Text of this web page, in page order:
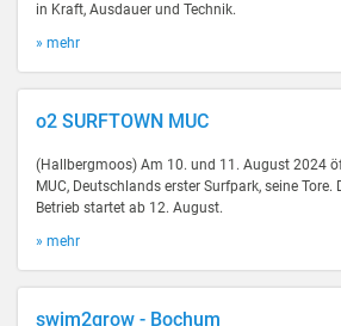
in Kraft, Ausdauer und Technik.
» mehr
o2 SURFTOWN MUC
(Hallbergmoos) Am 10. und 11. August 2024
MUC, Deutschlands erster Surfpark, seine Tore.
Betrieb startet ab 12. August.
» mehr
swim2grow - Bochum